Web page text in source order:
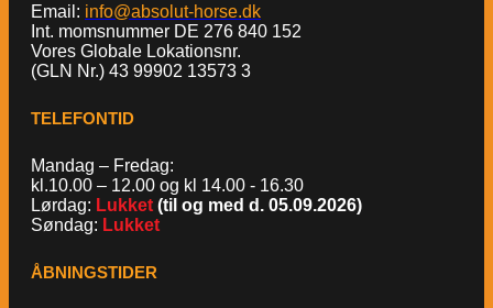
Email: info@absolut-horse.dk
Int. momsnummer DE 276 840 152
Vores Globale Lokationsnr.
(GLN Nr.) 43 99902 13573 3
TELEFONTID
Mandag – Fredag:
kl.10.00 – 12.00 og kl 14.00 - 16.30
Lørdag: Lukket (til og med d. 05.09.2026)
Søndag: Lukket
ÅBNINGSTIDER